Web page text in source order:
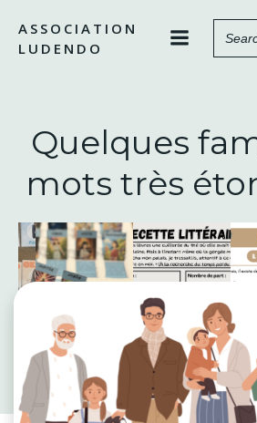
ASSOCIATION
LUDENDO
Quelques
mots très